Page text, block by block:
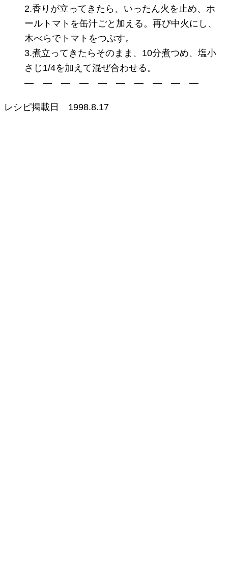
2.香りが立ってきたら、いったん火を止め、ホ
ールトマトを缶汁ごと加える。再び中火にし、
木べらでトマトをつぶす。
3.煮立ってきたらそのまま、10分煮つめ、塩小
さじ1/4を加えて混ぜ合わせる。
— — — — — — — — — —
レシピ掲載日 1998.8.17